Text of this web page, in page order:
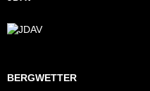
BERGWETTER